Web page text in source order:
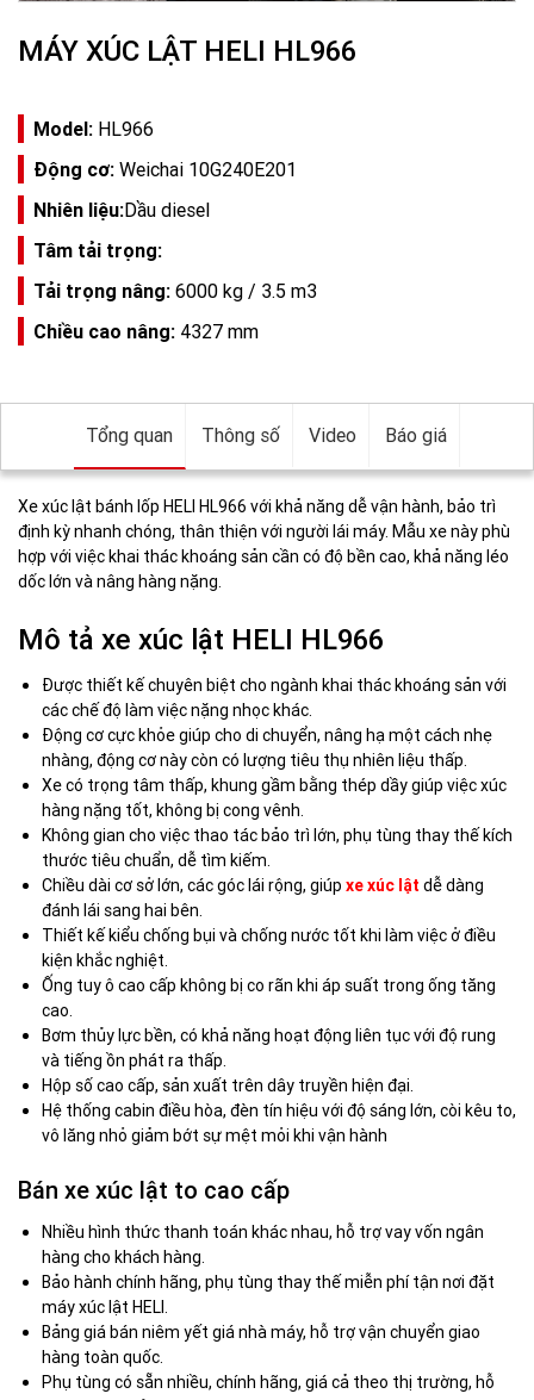
MÁY XÚC LẬT HELI HL966
Model: HL966
Động cơ: Weichai 10G240E201
Nhiên liệu:Dầu diesel
Tâm tải trọng:
Tải trọng nâng: 6000 kg / 3.5 m3
Chiều cao nâng: 4327 mm
Tổng quan Thông số Video Báo giá
Xe xúc lật bánh lốp HELI HL966 với khả năng dễ vận hành, bảo trì
định kỳ nhanh chóng, thân thiện với người lái máy. Mẫu xe này phù
hợp với việc khai thác khoáng sản cần có độ bền cao, khả năng léo
dốc lớn và nâng hàng nặng.
Mô tả xe xúc lật HELI HL966
Được thiết kế chuyên biệt cho ngành khai thác khoáng sản với
các chế độ làm việc nặng nhọc khác.
Động cơ cực khỏe giúp cho di chuyển, nâng hạ một cách nhẹ
nhàng, động cơ này còn có lượng tiêu thụ nhiên liệu thấp.
Xe có trọng tâm thấp, khung gầm bằng thép dầy giúp việc xúc
hàng nặng tốt, không bị cong vênh.
Không gian cho việc thao tác bảo trì lớn, phụ tùng thay thế kích
thước tiêu chuẩn, dễ tìm kiếm.
Chiều dài cơ sở lớn, các góc lái rộng, giúp xe xúc lật dễ dàng
đánh lái sang hai bên.
Thiết kế kiểu chống bụi và chống nước tốt khi làm việc ở điều
kiện khắc nghiệt.
Ống tuy ô cao cấp không bị co rãn khi áp suất trong ống tăng
cao.
Bơm thủy lực bền, có khả năng hoạt động liên tục với độ rung
và tiếng ồn phát ra thấp.
Hộp số cao cấp, sản xuất trên dây truyền hiện đại.
Hệ thống cabin điều hòa, đèn tín hiệu với độ sáng lớn, còi kêu to,
vô lăng nhỏ giảm bớt sự mệt mỏi khi vận hành
Bán xe xúc lật to cao cấp
Nhiều hình thức thanh toán khác nhau, hỗ trợ vay vốn ngân
hàng cho khách hàng.
Bảo hành chính hãng, phụ tùng thay thế miễn phí tận nơi đặt
máy xúc lật HELI.
Bảng giá bán niêm yết giá nhà máy, hỗ trợ vận chuyển giao
hàng toàn quốc.
Phụ tùng có sẵn nhiều, chính hãng, giá cả theo thị trường, hỗ